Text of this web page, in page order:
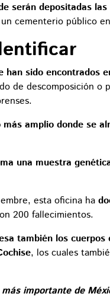
serán depositadas
cementerio público
sido encontrados
de descomposición o
amplio donde se
una muestra
esta oficina ha
200 fallecimientos.
también los cuerpos
, los cuales
importante de